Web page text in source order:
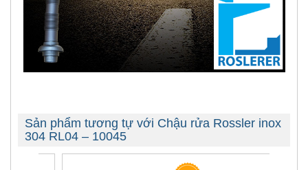
Sản phẩm tương tự với Chậu rửa Rossler inox
304 RL04 – 10045